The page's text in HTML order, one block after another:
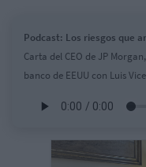
Podcast: Los riesgos que
Carta del CEO de JP
banco de EEUU con Luis